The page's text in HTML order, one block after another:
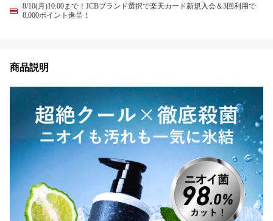
8/10(月)10:00まで！JCBブランド選択で楽天カード新規入会＆3回利用で
8,000ポイント進呈！
商品説明